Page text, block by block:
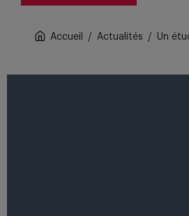
Accueil / Actualités / Un